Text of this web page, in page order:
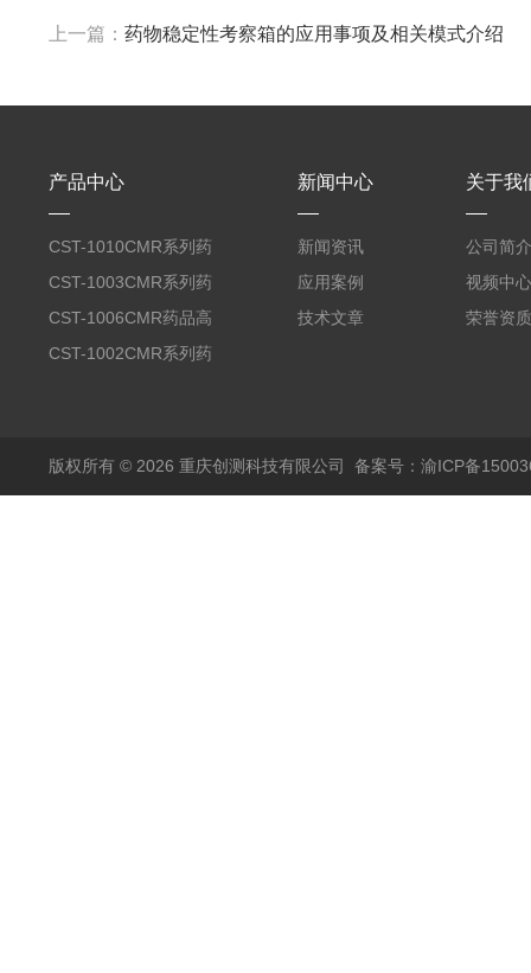
上一篇： 药物稳定性考察箱的应用事项及相关模式介绍
产品中心
CST-1010CMR系列药
品高温试验箱
CST-1003CMR系列药
品高温试验箱
CST-1006CMR药品高
温试验箱
CST-1002CMR系列药
新闻中心
新闻资讯
应用案例
技术文章
关于我
公司简介
视频中心
荣誉资质
版权所有 © 2026 重庆创测科技有限公司 备案号：渝ICP备